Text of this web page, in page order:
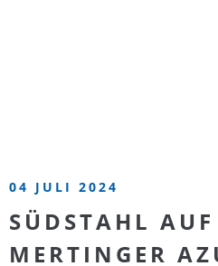
04 JULI 2024
SÜDSTAHL AUF
MERTINGER